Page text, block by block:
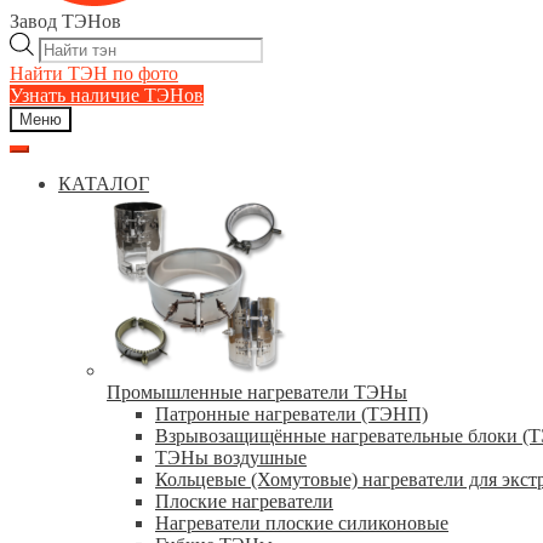
Завод ТЭНов
Поиск
товаров
Найти ТЭН по фото
Узнать наличие ТЭНов
Меню
КАТАЛОГ
Промышленные нагреватели ТЭНы
Патронные нагреватели (ТЭНП)
Взрывозащищённые нагревательные блоки
ТЭНы воздушные
Кольцевые (Хомутовые) нагреватели для
Плоские нагреватели
Нагреватели плоские силиконовые